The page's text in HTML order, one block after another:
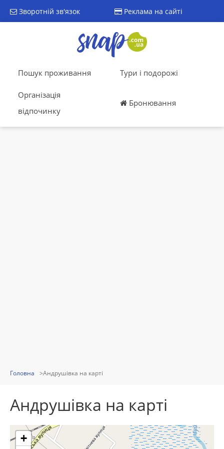
Зворотній зв'язок Реклама на сайті
Пошук проживання Тури і подорожі
Організація
відпочинку
Бронювання
Головна Андрушівка на карті
Андрушівка на карті
+